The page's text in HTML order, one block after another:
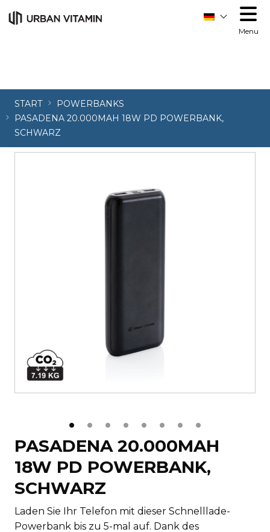
Menu
START
POWERBANKS
PASADENA 20.000MAH 18W PD POWERBANK,
SCHWARZ
PASADENA 20.000MAH
18W PD POWERBANK,
SCHWARZ
Laden Sie Ihr Telefon mit dieser Schnelllade-
Powerbank bis zu 5-mal auf. Dank des